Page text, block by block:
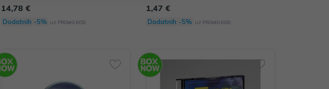
14,78 €
Dodatnih -5% uz PROMO KOD
1,47 €
Dodatnih -5% uz PROMO KOD